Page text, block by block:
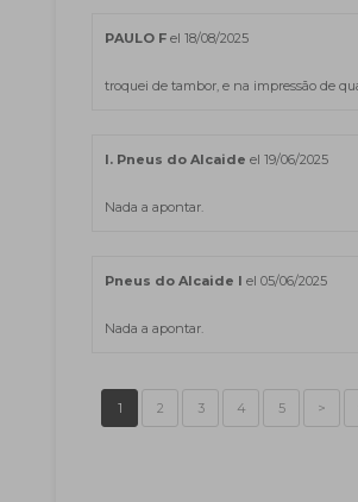
PAULO F el 18/08/2025
troquei de tambor, e na impressão de
I. Pneus do Alcaide el 19/06/2025
Nada a apontar.
Pneus do Alcaide I el 05/06/2025
Nada a apontar.
1 2 3 4 5 >